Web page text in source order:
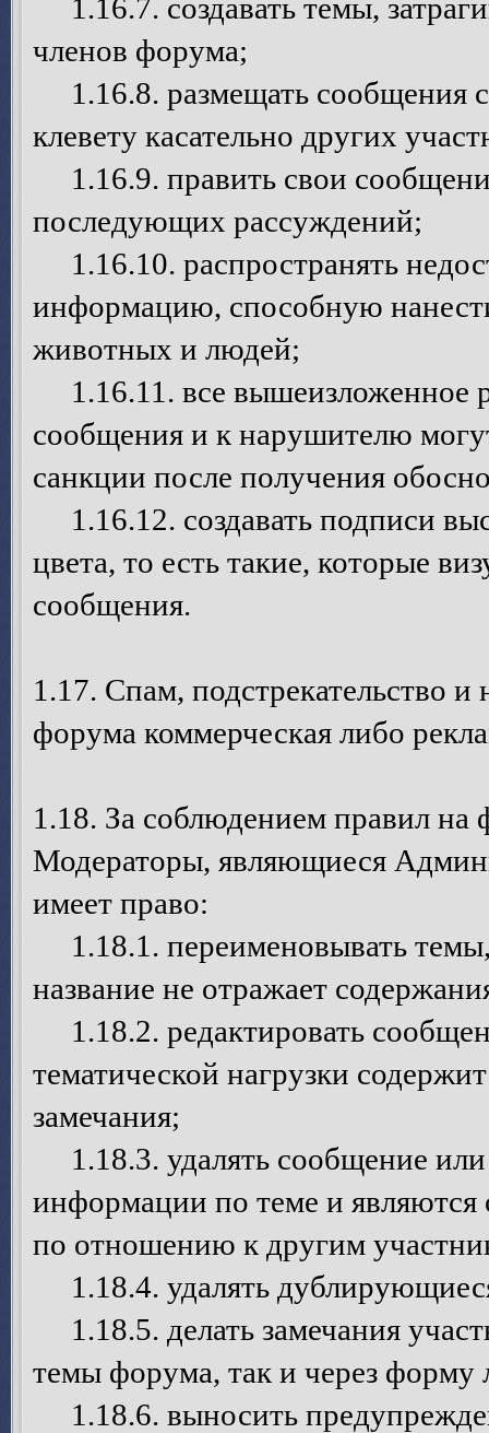
1.16.7. создавать темы,
членов форума;
1.16.8. размещать сообщения
клевету касательно других
1.16.9. править свои
последующих рассуждений;
1.16.10. распространять
информацию, способную
животных и людей;
1.16.11. все вышеизложенное
сообщения и к нарушителю
санкции после получения
1.16.12. создавать подписи
цвета, то есть такие, которые
сообщения.
1.17. Спам, подстрекательство
форума коммерческая либо
1.18. За соблюдением правил
Модераторы, являющиеся
имеет право:
1.18.1. переименовывать
название не отражает
1.18.2. редактировать
тематической нагрузки
замечания;
1.18.3. удалять сообщение
информации по теме и
по отношению к другим
1.18.4. удалять
1.18.5. делать замечания
темы форума, так и через
1.18.6. выносить